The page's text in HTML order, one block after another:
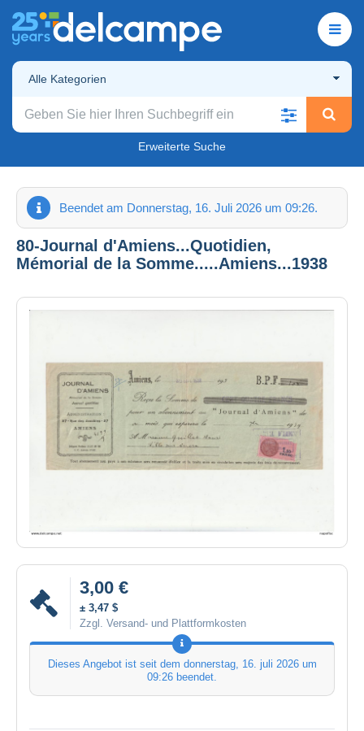
Alle Kategorien
Erweiterte Suche
Beendet am Donnerstag, 16. Juli 2026 um 09:26.
80-Journal d'Amiens...Quotidien,
Mémorial de la Somme.....Amiens...1938
3,00 €
± 3,47 $
Zzgl. Versand- und Plattformkosten
Dieses Angebot ist seit dem donnerstag, 16. juli 2026 um
09:26 beendet.